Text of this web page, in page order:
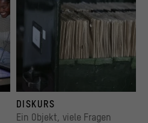
© Heike Zappe
DISKURS
Ein Objekt, viele Fragen